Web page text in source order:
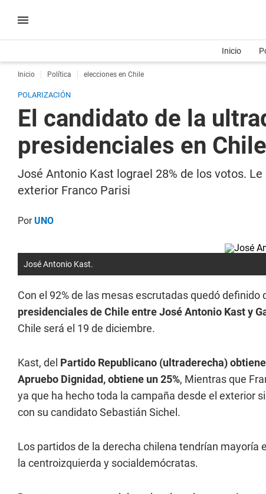
Inicio
Inicio Política elecciones en Chile
POLARIZACIÓN
El candidato de la
presidenciales en Chile
José Antonio Kast lograel 28% de los votos.
exterior Franco Parisi
PorUNO
José Antonio Kast.
Con el 92% de las mesas escrutadas quedó definido
presidenciales de Chile entre José Antonio Kast y
Chile será el 19 de diciembre.
Kast, del Partido Republicano (ultraderecha) obtiene
Apruebo Dignidad, obtiene un 25%, Mientras que
ya que ha hecho toda la campaña desde el exterior
con su candidato Sebastián Sichel.
Los partidos de la derecha chilena tendrían mayoría
la centroizquierda y socialdemócratas.